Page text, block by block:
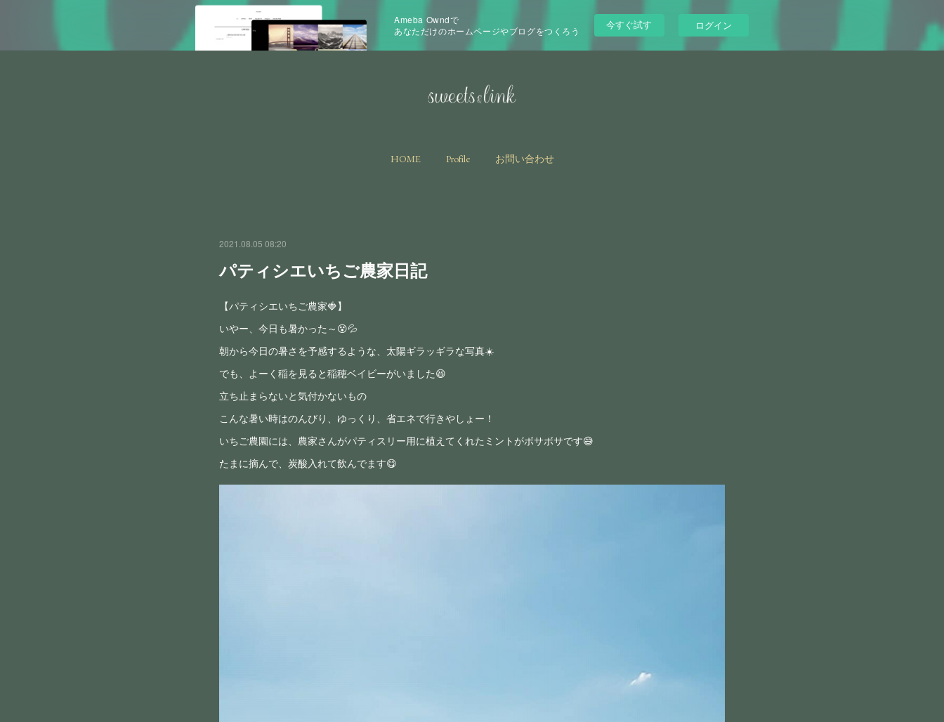
Ameba Owndで
あなただけのホームページやブログをつくろう
今すぐ試す ログイン
HOME Profile お問い合わせ
2021.08.05 08:20
パティシエいちご農家日記
【パティシエいちご農家🍓】
いやー、今日も暑かった～😵💦
朝から今日の暑さを予感するような、太陽ギラッギラな写真☀️
でも、よーく稲を見ると稲穂ベイビーがいました😆
立ち止まらないと気付かないもの
こんな暑い時はのんびり、ゆっくり、省エネで行きやしょー！
いちご農園には、農家さんがパティスリー用に植えてくれたミントがボサボサです😅
たまに摘んで、炭酸入れて飲んでます😋